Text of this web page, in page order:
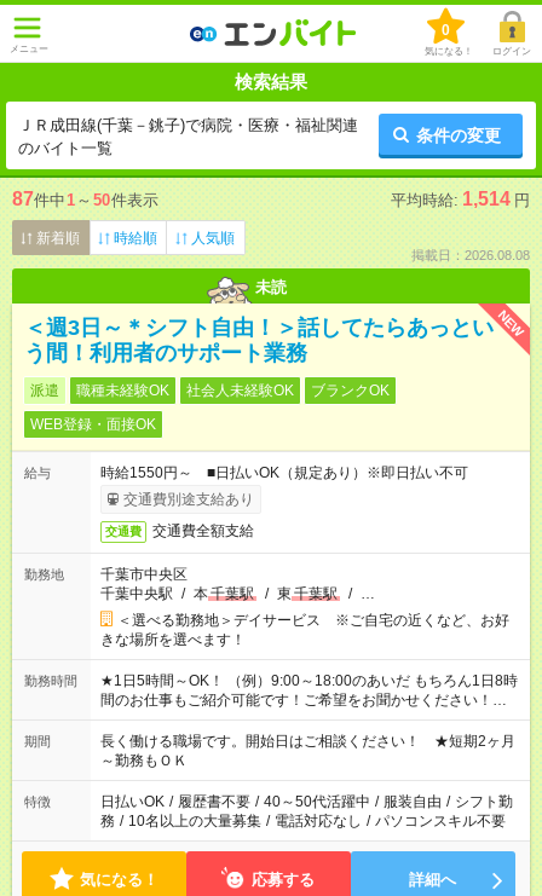
メニュー
0
気になる！ ログイン
検索結果
ＪＲ成田線(千葉－銚子)で病院・医療・福祉関連
のバイト一覧
条件の変更
87件中1 ～ 50件表示 平均時給: 1,514 円
新着順 時給順 人気順
掲載日：2026.08.08
未読
NEW
＜週3日～＊シフト自由！＞話してたらあっとい
う間！利用者のサポート業務
派遣 職種未経験OK 社会人未経験OK
ブランクOK
WEB登録・面接OK
給与
時給1550円～ ■日払いOK（規定あり）※即日払い不可
交通費別途支給あり
交通費 交通費全額支給
勤務地
千葉市中央区
千葉中央駅 / 本千葉駅 / 東 千葉駅 / …
＜選べる勤務地＞デイサービス ※ご自宅の近くなど、お好
きな場所を選べます！
勤務時間
★1日5時間～OK！ （例）9:00～18:00のあいだ もちろん1日8時
間のお仕事もご紹介可能です！ご希望をお聞かせください！★家
庭の都合でお休みが必要な場合も遠慮なくご相談ください。 ※
週最低15時間以上の勤務が必要です
期間
長く働ける職場です。開始日はご相談ください！ ★短期2ヶ月
～勤務もＯＫ
特徴 日払いOK / 履歴書不要 / 40～50代活躍中 / 服装自由 / シフト勤
務 / 10名以上の大量募集 / 電話対応なし / パソコンスキル不要
気になる！ 応募する 詳細へ